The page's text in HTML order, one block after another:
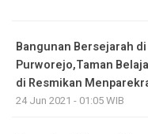
Bangunan Bersejarah
Purworejo,Taman
di Resmikan
24 Jun 2021 - 01:05 WIB